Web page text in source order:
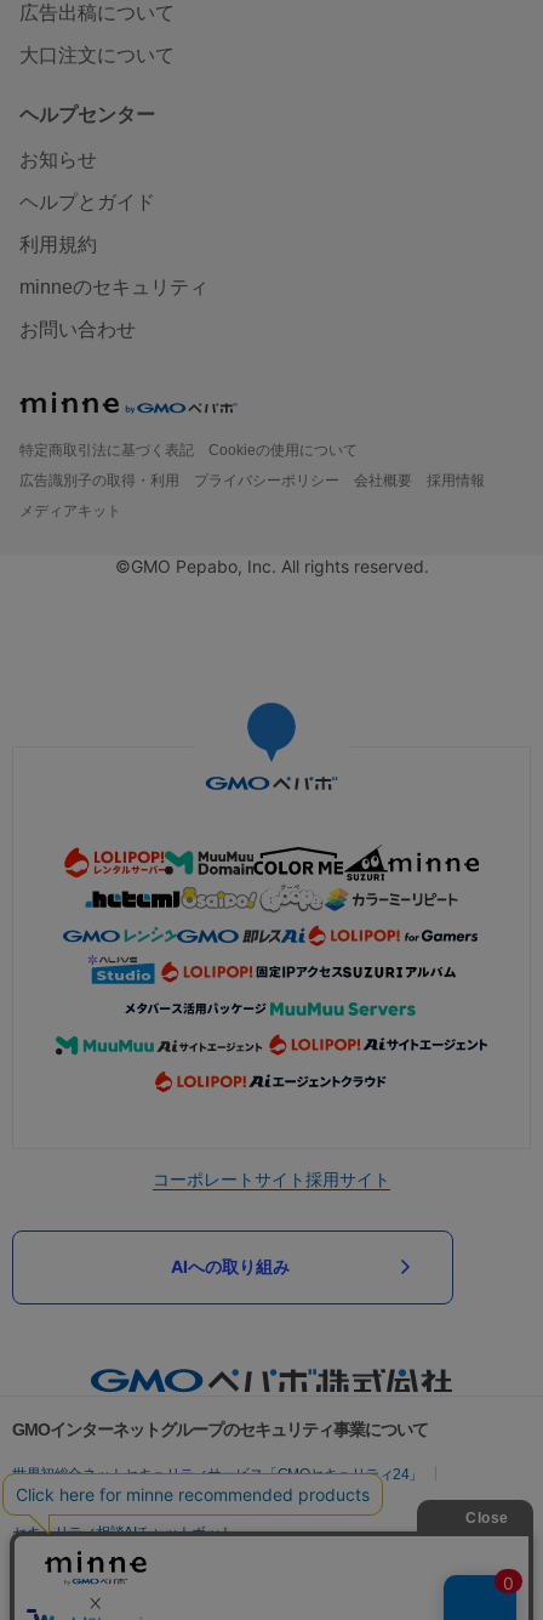
広告出稿について
大口注文について
ヘルプセンター
お知らせ
ヘルプとガイド
利用規約
minneのセキュリティ
お問い合わせ
特定商取引法に基づく表記
Cookieの使用について
広告識別子の取得・利用
プライバシーポリシー 会社概要
採用情報
メディアキット
©GMO Pepabo, Inc. All rights reserved.
コーポレートサイト採用サイト
AIへの取り組み
GMOインターネットグループのセキュリティ事業について
世界初総合ネットセキュリティサービス「GMOセキュリティ24」
パスワード漏洩診断
Webサイトリスク診断
セキュリティ相談AIチャットボット
実在証明・盗聴対策